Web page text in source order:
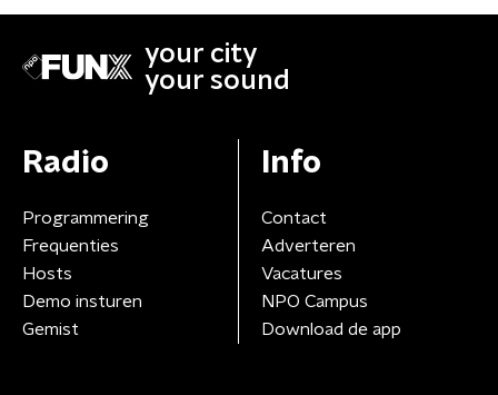
your city
your sound
Radio
Programmering
Frequenties
Hosts
Demo insturen
Gemist
Info
Contact
Adverteren
Vacatures
NPO Campus
Download de app